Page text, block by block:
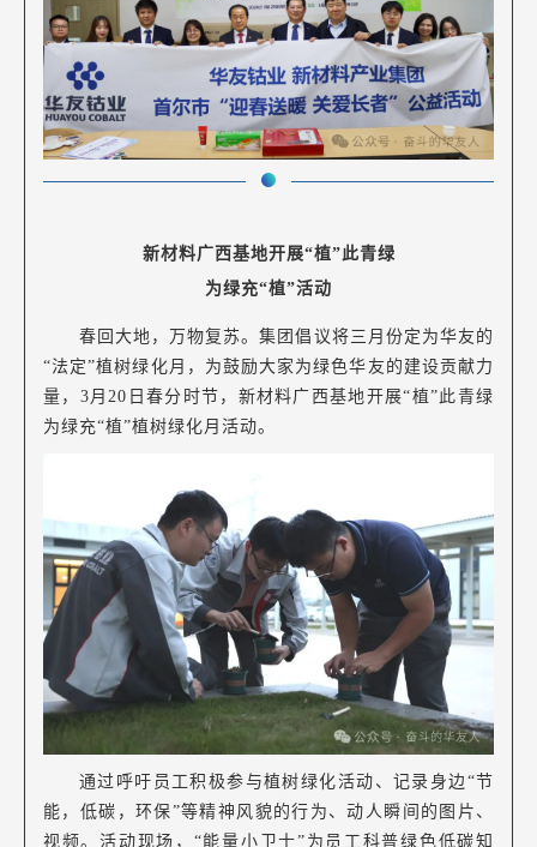
新材料广西基地开展“植”此青绿
为绿充“植”活动
春回大地，万物复苏。集团倡议将三月份定为华友的
“法定”植树绿化月，为鼓励大家为绿色华友的建设贡献力
量，3月20日春分时节，新材料广西基地开展“植”此青绿
为绿充“植”植树绿化月活动。
通过呼吁员工积极参与植树绿化活动、记录身边“节
能，低碳，环保”等精神风貌的行为、动人瞬间的图片、
视频。活动现场 ，“能量小卫士”为员工科普绿色低碳知